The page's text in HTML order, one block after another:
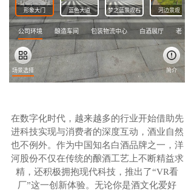
在数字化时代，越来越多的行业开始借助先
进科技实现与消费者的深度互动，酒业自然
也不例外。作为中国知名白酒品牌之一，洋
河股份不仅在传统的酿酒工艺上不断精益求
精，还积极拥抱现代科技，推出了“VR看
厂”这一创新体验。无论你是酒文化爱好